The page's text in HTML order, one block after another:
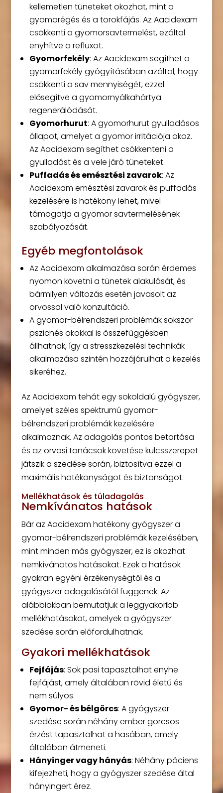
kellemetlen tüneteket okozhat, mint a
gyomorégés és a torokfájás. Az Aacidexam
csökkenti a gyomorsavtermelést, ezáltal
enyhítve a refluxot.
Gyomorfekély: Az Aacidexam segíthet a
gyomorfekély gyógyításában azáltal, hogy
csökkenti a sav mennyiségét, ezzel
elősegítve a gyomornyálkahártya
regenerálódását.
Gyomorhurut: A gyomorhurut gyulladásos
állapot, amelyet a gyomor irritációja okoz.
Az Aacidexam segíthet csökkenteni a
gyulladást és a vele járó tüneteket.
Puffadás és emésztési zavarok: Az
Aacidexam emésztési zavarok és puffadás
kezelésére is hatékony lehet, mivel
támogatja a gyomor savtermelésének
szabályozását.
Egyéb megfontolások
Az Aacidexam alkalmazása során érdemes
nyomon követni a tünetek alakulását, és
bármilyen változás esetén javasolt az
orvossal való konzultáció.
A gyomor-bélrendszeri problémák sokszor
pszichés okokkal is összefüggésben
állhatnak, így a stresszkezelési technikák
alkalmazása szintén hozzájárulhat a kezelés
sikeréhez.
Az Aacidexam tehát egy sokoldalú gyógyszer,
amelyet széles spektrumú gyomor-
bélrendszeri problémák kezelésére
alkalmaznak. Az adagolás pontos betartása
és az orvosi tanácsok követése kulcsszerepet
játszik a szedése során, biztosítva ezzel a
maximális hatékonyságot és biztonságot.
Mellékhatások és túladagolás
Nemkívánatos hatások
Bár az Aacidexam hatékony gyógyszer a
gyomor-bélrendszeri problémák kezelésében,
mint minden más gyógyszer, ez is okozhat
nemkívánatos hatásokat. Ezek a hatások
gyakran egyéni érzékenységtől és a
gyógyszer adagolásától függenek. Az
alábbiakban bemutatjuk a leggyakoribb
mellékhatásokat, amelyek a gyógyszer
szedése során előfordulhatnak.
Gyakori mellékhatások
Fejfájás: Sok pasi tapasztalhat enyhe
fejfájást, amely általában rövid életű és
nem súlyos.
Gyomor- és bélgörcs: A gyógyszer
szedése során néhány ember görcsös
érzést tapasztalhat a hasában, amely
általában átmeneti.
Hányinger vagy hányás: Néhány páciens
kifejezheti, hogy a gyógyszer szedése által
hányingert érez.